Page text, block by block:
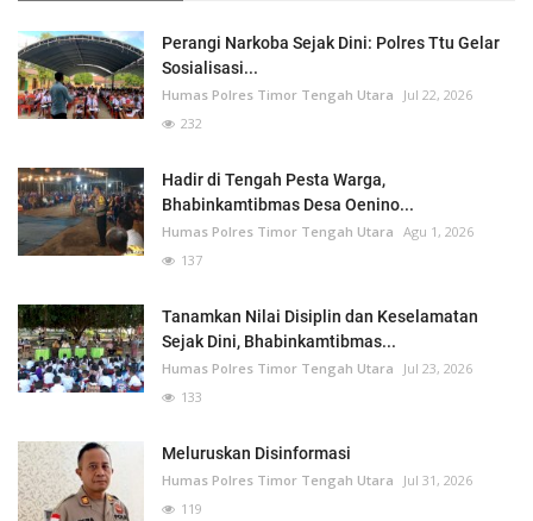
Perangi Narkoba Sejak Dini: Polres Ttu Gelar
Sosialisasi...
Humas Polres Timor Tengah Utara
Jul 22, 2026
232
Hadir di Tengah Pesta Warga,
Bhabinkamtibmas Desa Oenino...
Humas Polres Timor Tengah Utara Agu 1, 2026
137
Tanamkan Nilai Disiplin dan Keselamatan
Sejak Dini, Bhabinkamtibmas...
Humas Polres Timor Tengah Utara
Jul 23, 2026
133
Meluruskan Disinformasi
Humas Polres Timor Tengah Utara
Jul 31, 2026
119